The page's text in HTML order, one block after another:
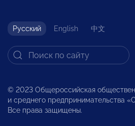
Русский English 中文
© 2023 Общероссийская
и среднего предпринимательства
Все права защищены.